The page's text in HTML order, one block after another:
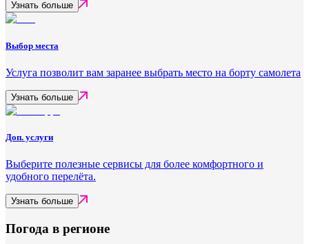
Узнать больше
Выбор места
Услуга позволит вам заранее выбрать место на борту самолета
Узнать больше
Доп. услуги
Выберите полезные сервисы для более комфортного и
удобного перелёта.
Узнать больше
Погода в регионе